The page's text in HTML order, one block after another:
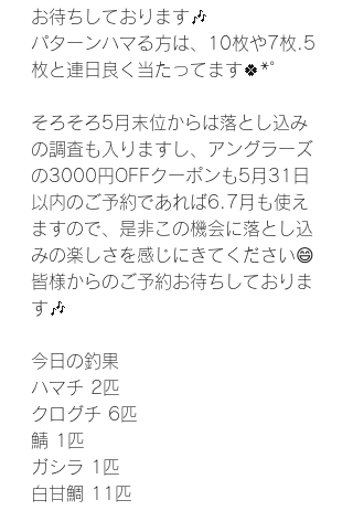
お待ちしております🎶
パターンハマる方は、10枚や7枚.5
枚と連日良く当たってます🍀*゜
そろそろ5月末位からは落とし込み
の調査も入りますし、アングラーズ
の3000円OFFクーポンも5月31日
以内のご予約であれば6.7月も使え
ますので、是非この機会に落とし込
みの楽しさを感じにきてください😄
皆様からのご予約お待ちしておりま
す🎶
今日の釣果
ハマチ 2匹
クログチ 6匹
鯖 1匹
ガシラ 1匹
白甘鯛 11匹